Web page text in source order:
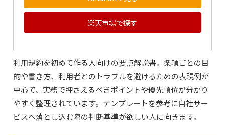
楽天市場で探す
利用規約を初めて作る人向けの要点解説書。条項ごとの目
的や書き方、利用者とのトラブルを避けるための表現例が
中心で、実務で押さえるべきポイントや優先順位が分かり
やすく整理されています。テンプレートを参考に自社サー
ビスへ落とし込む際の判断基準が欲しい人に向きます。